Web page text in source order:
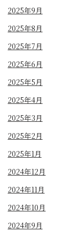
2025年9月
2025年8月
2025年7月
2025年6月
2025年5月
2025年4月
2025年3月
2025年2月
2025年1月
2024年12月
2024年11月
2024年10月
2024年9月